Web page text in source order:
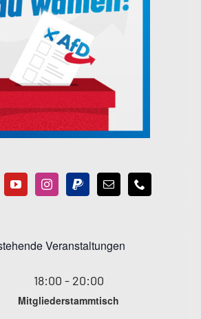
Veranstaltungen
18:00 - 20:00
Mitgliederstammtisch